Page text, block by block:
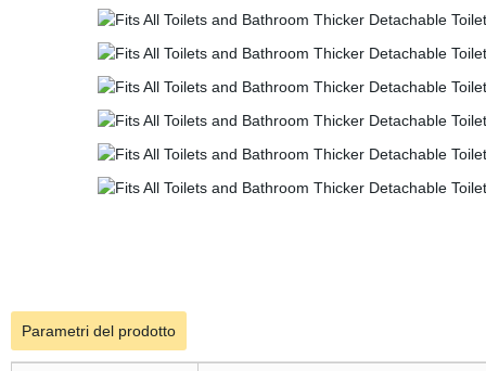
Parametri del prodotto